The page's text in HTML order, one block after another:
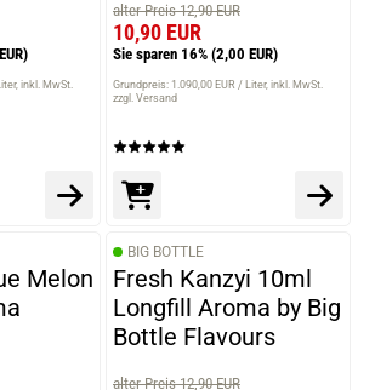
inkl. MwSt.
alter Preis 12,90 EUR
10,90 EUR
Sie sparen 16% (2,00 EUR)
Grundpreis: 1.090,00 EUR / Liter inkl. MwSt.
zzgl. Versand
Melon
BIG BOTTLE
Fresh Kanzyi 10ml
Longfill Aroma by Big
Bottle Flavours
alter Preis 12,90 EUR